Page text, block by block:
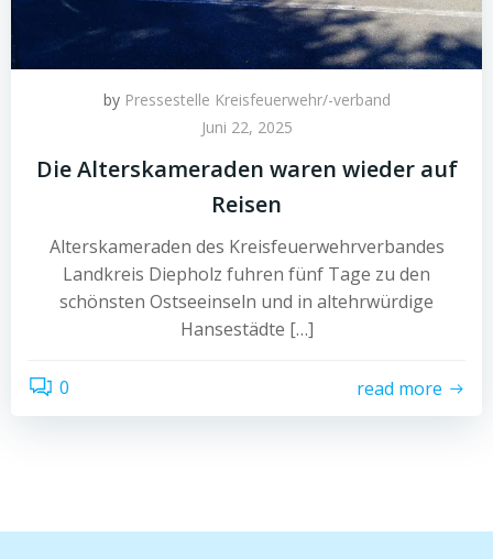
by Pressestelle Kreisfeuerwehr/-verband
Juni 22, 2025
Die Alterskameraden waren wieder auf
Reisen
Alterskameraden des Kreisfeuerwehrverbandes
Landkreis Diepholz fuhren fünf Tage zu den
schönsten Ostseeinseln und in altehrwürdige
Hansestädte […]
0 read more